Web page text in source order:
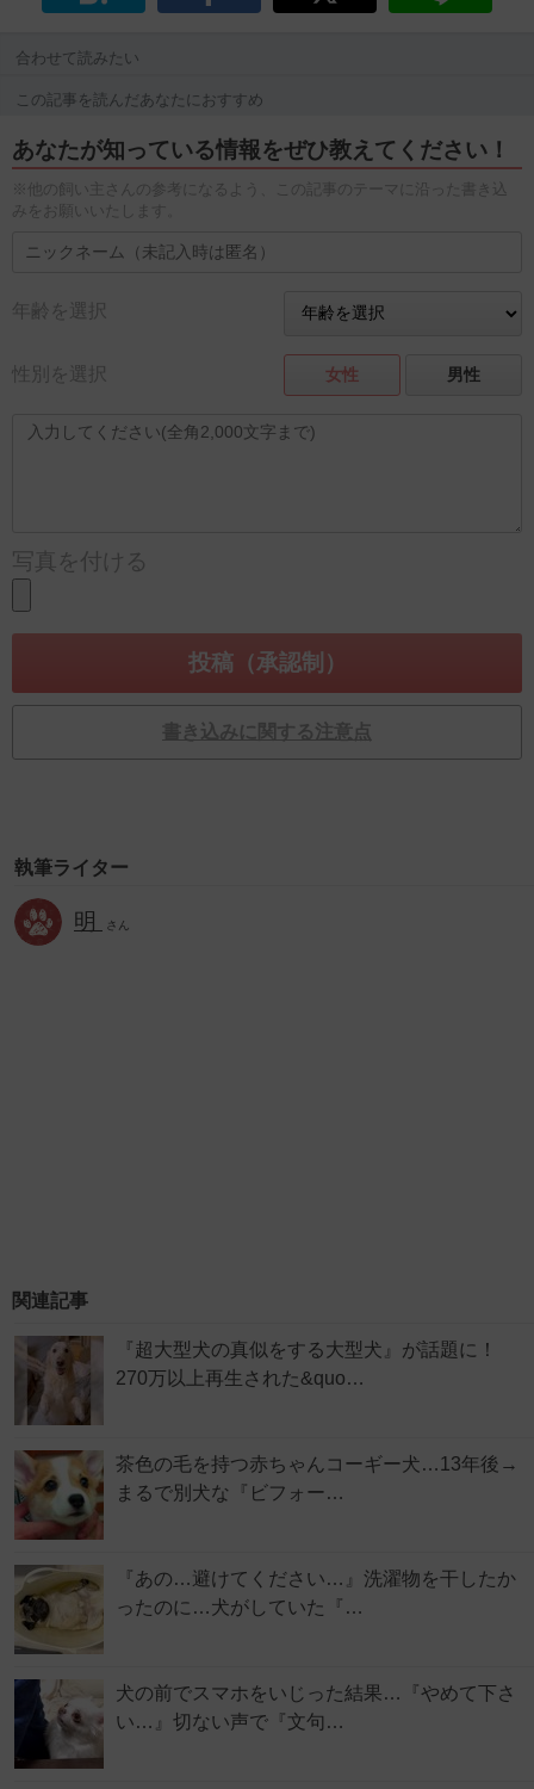
合わせて読みたい
この記事を読んだあなたにおすすめ
あなたが知っている情報をぜひ教えてください！
※他の飼い主さんの参考になるよう、この記事のテーマに沿った書き込
みをお願いいたします。
年齢を選択
性別を選択 女性 男性
写真を付ける
書き込みに関する注意点
執筆ライター
明 さん
関連記事
『超大型犬の真似をする大型犬』が話題に！
270万以上再生された&quo…
茶色の毛を持つ赤ちゃんコーギー犬…13年後→
まるで別犬な『ビフォー…
『あの…避けてください…』洗濯物を干したか
ったのに…犬がしていた『…
犬の前でスマホをいじった結果…『やめて下さ
い…』切ない声で『文句…